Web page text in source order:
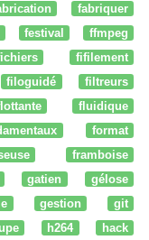
fabriquer
festival
ffmpeg
fifilement
filoguidé
filtreurs
fluidique
format
framboise
gatien
gélose
gestion
git
h264
hack